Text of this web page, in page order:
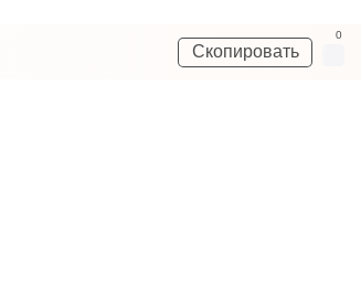
Скопировать
0